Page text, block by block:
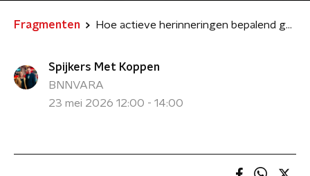
Fragmenten Hoe actieve herinneringen bepalend gaan zijn bij de corona-enquête
Spijkers Met Koppen
BNNVARA
23 mei 2026 12:00 - 14:00